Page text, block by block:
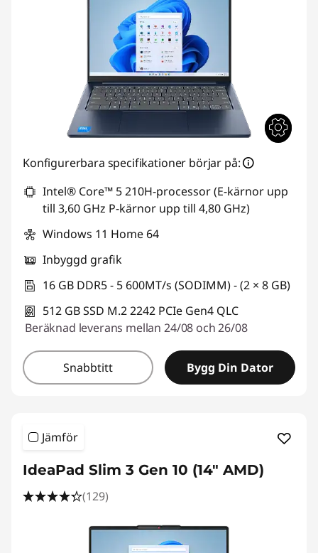
Konfigurerbara specifikationer börjar på:
Intel® Core™ 5 210H-processor (E-kärnor upp
till 3,60 GHz P-kärnor upp till 4,80 GHz)
Windows 11 Home 64
Inbyggd grafik
16 GB DDR5 - 5 600MT/s (SODIMM) - (2 × 8 GB)
512 GB SSD M.2 2242 PCIe Gen4 QLC
Beräknad leverans mellan 24/08 och 26/08
Snabbtitt Bygg Din Dator
Jämför
IdeaPad Slim 3 Gen 10 (14" AMD)
(129)